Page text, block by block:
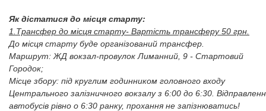
Як дістатися до місця старту:
1.Трансфер до місця старту- Вартість трансферу 50 грн.
До місця старту буде організований трансфер.
Маршрут: ЖД вокзал-провулок Лиманний, 9 - Стартовий
Городок;
Місце збору: під круглим годинником головного входу
Центрального залізничного вокзалу з 6:00 до 6:30.
автобусів рівно о 6:30 ранку, прохання не запізнюватись!